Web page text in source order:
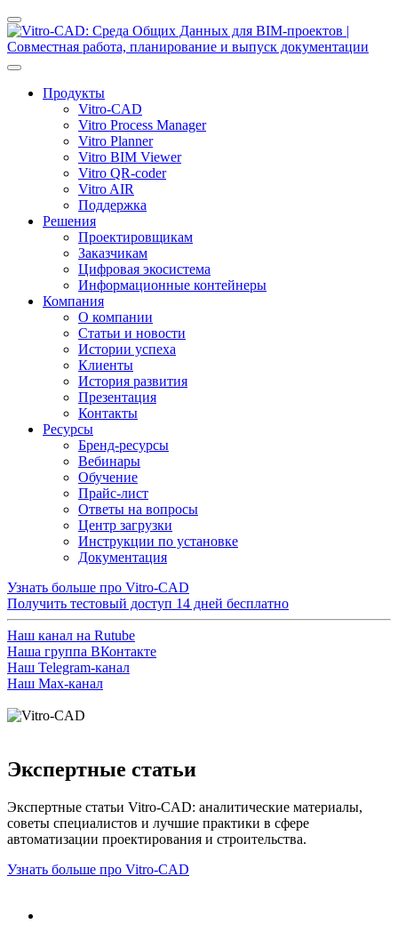
Продукты
Vitro-CAD
Vitro Process Manager
Vitro Planner
Vitro BIM Viewer
Vitro QR-coder
Vitro AIR
Поддержка
Решения
Проектировщикам
Заказчикам
Цифровая экосистема
Информационные контейнеры
Компания
О компании
Статьи и новости
Истории успеха
Клиенты
История развития
Презентация
Контакты
Ресурсы
Бренд-ресурсы
Вебинары
Обучение
Прайс-лист
Ответы на вопросы
Центр загрузки
Инструкции по установке
Документация
Узнать больше про Vitro-CAD
Получить тестовый доступ 14 дней бесплатно
Наш канал на Rutube
Наша группа ВКонтакте
Наш Telegram-канал
Наш Max-канал
Экспертные статьи
Экспертные статьи Vitro-CAD: аналитические материалы,
советы специалистов и лучшие практики в сфере
автоматизации проектирования и строительства.
Узнать больше про Vitro-CAD